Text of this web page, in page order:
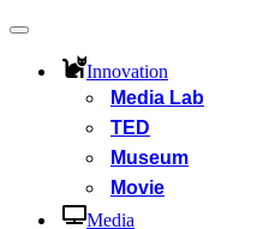
ナ
Innovation
Media Lab
TED
Museum
Movie
Media